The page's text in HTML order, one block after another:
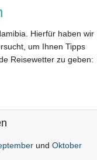
Hierfür haben wir
um Ihnen Tipps
Reisewetter zu geben:
und Oktober